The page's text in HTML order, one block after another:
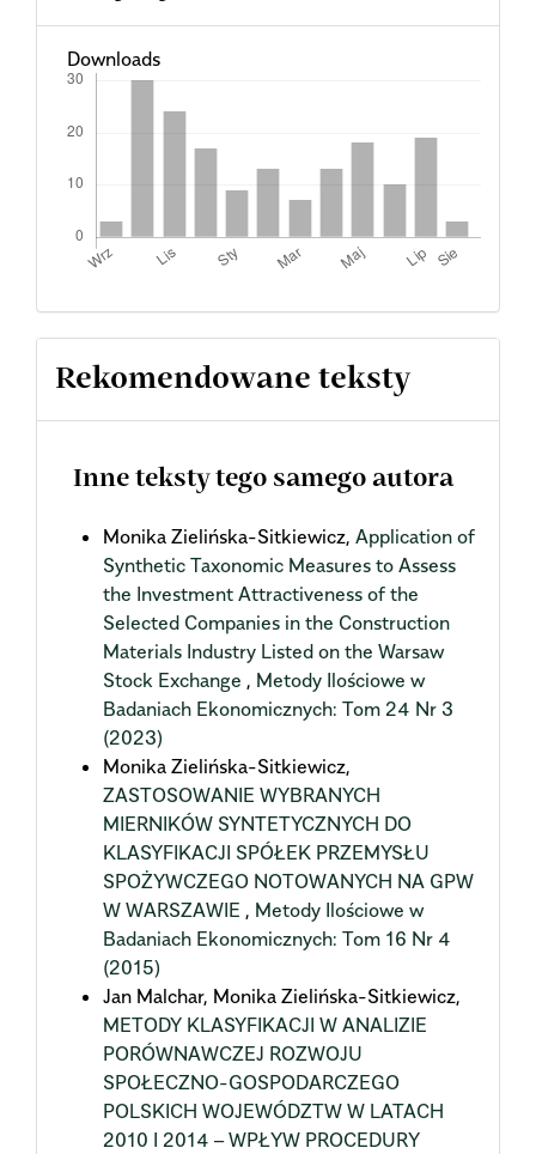
Downloads
Rekomendowane teksty
Inne teksty tego samego autora
Monika Zielińska-Sitkiewicz, Application of
Synthetic Taxonomic Measures to Assess
the Investment Attractiveness of the
Selected Companies in the Construction
Materials Industry Listed on the Warsaw
Stock Exchange , Metody Ilościowe w
Badaniach Ekonomicznych: Tom 24 Nr 3
(2023)
Monika Zielińska-Sitkiewicz,
ZASTOSOWANIE WYBRANYCH
MIERNIKÓW SYNTETYCZNYCH DO
KLASYFIKACJI SPÓŁEK PRZEMYSŁU
SPOŻYWCZEGO NOTOWANYCH NA GPW
W WARSZAWIE , Metody Ilościowe w
Badaniach Ekonomicznych: Tom 16 Nr 4
(2015)
Jan Malchar, Monika Zielińska-Sitkiewicz,
METODY KLASYFIKACJI W ANALIZIE
PORÓWNAWCZEJ ROZWOJU
SPOŁECZNO-GOSPODARCZEGO
POLSKICH WOJEWÓDZTW W LATACH
2010 I 2014 – WPŁYW PROCEDURY